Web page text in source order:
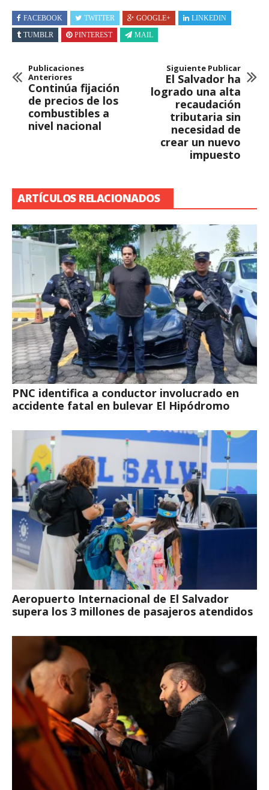
FACEBOOK TWITTER GOOGLE+
LINKEDIN
TUMBLR
PINTEREST MAIL
Publicaciones
Anteriores
Continúa fijación
de precios de los
combustibles a
nivel nacional
Siguiente Publicar
El Salvador ha
logrado una alta
recaudación
tributaria sin
necesidad de
crear un nuevo
impuesto
ARTÍCULOS RELACIONADOS
PNC identifica a conductor involucrado en
accidente fatal en bulevar El Hipódromo
Aeropuerto Internacional de El Salvador
supera los 3 millones de pasajeros atendidos